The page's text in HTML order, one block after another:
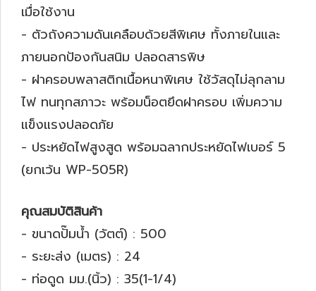
เมื่อใช้งาน
- ตัวถังความดันเคลือบด้วยสีพิเศษ ทั้งภายในและ
ภายนอกป้องกันสนิม ปลอดสารพิษ
- ฝาครอบพลาสติกเนื้อหนาพิเศษ ใช้วัสดุไม่ลุกลาม
ไฟ ทนทุกสภาวะ พร้อมน็อตยึดฝาครอบ เพิ่มความ
แข็งแรงปลอดภัย
- ประหยัดไฟสูงสูด พร้อมฉลากประหยัดไฟเบอร์ 5
(ยกเว้น WP-505R)
คุณสมบัติสินค้า
- ขนาดปั๊มน้ำ (วัตต์) : 500
- ระยะส่ง (เมตร) : 24
- ท่อดูด มม.(นิ้ว) : 35(1-1/4)